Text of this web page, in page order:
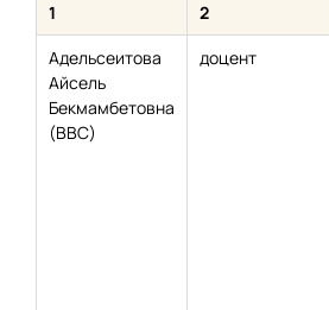
1 2
Адельсеитова
Айсель
Бекмамбетовна
(ВВС)
доцент